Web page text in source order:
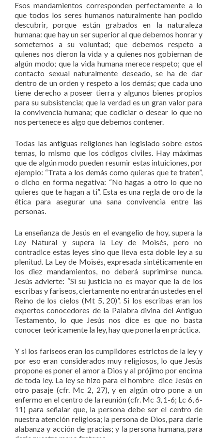
Esos mandamientos corresponden perfectamente a lo
que todos los seres humanos naturalmente han podido
descubrir, porque están grabados en la naturaleza
humana: que hay un ser superior al que debemos honrar y
someternos a su voluntad; que debemos respeto a
quienes nos dieron la vida y a quienes nos gobiernan de
algún modo; que la vida humana merece respeto; que el
contacto sexual naturalmente deseado, se ha de dar
dentro de un orden y respeto a los demás; que cada uno
tiene derecho a poseer tierra y algunos bienes propios
para su subsistencia; que la verdad es un gran valor para
la convivencia humana; que codiciar o desear lo que no
nos pertenece es algo que debemos contener.
Todas las antiguas religiones han legislado sobre estos
temas, lo mismo que los códigos civiles. Hay máximas
que de algún modo pueden resumir estas intuiciones, por
ejemplo: “Trata a los demás como quieras que te traten”,
o dicho en forma negativa: “No hagas a otro lo que no
quieres que te hagan a ti”. Esta es una regla de oro de la
ética para asegurar una sana convivencia entre las
personas.
La enseñanza de Jesús en el evangelio de hoy, supera la
Ley Natural y supera la Ley de Moisés, pero no
contradice estas leyes sino que lleva esta doble ley a su
plenitud. La Ley de Moisés, expresada sintéticamente en
los diez mandamientos, no deberá suprimirse nunca.
Jesús advierte: “Si su justicia no es mayor que la de los
escribas y fariseos, ciertamente no entrarán ustedes en el
Reino de los cielos (Mt 5, 20)”. Si los escribas eran los
expertos conocedores de la Palabra divina del Antiguo
Testamento, lo que Jesús nos dice es que no basta
conocer teóricamente la ley, hay que ponerla en práctica.
Y si los fariseos eran los cumplidores estrictos de la ley y
por eso eran considerados muy religiosos, lo que Jesús
propone es poner el amor a Dios y al prójimo por encima
de toda ley. La ley se hizo para el hombre dice Jesús en
otro pasaje (cfr. Mc 2, 27), y en algún otro pone a un
enfermo en el centro de la reunión (cfr. Mc 3, 1-6; Lc 6, 6-
11) para señalar que, la persona debe ser el centro de
nuestra atención religiosa; la persona de Dios, para darle
alabanza y acción de gracias; y la persona humana, para